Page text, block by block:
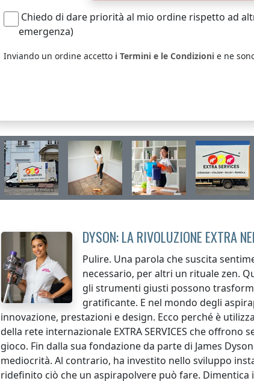
Chiedo di dare priorità al mio ordine rispetto ad
emergenza)
Inviando un ordine accetto i Termini e le Condizioni e ne
DYSON: LA RIVOLUZIONE EXTRA
Pulire. Una parola che suscita
necessario, per altri un rituale zen.
gli strumenti giusti possono
gratificante. E nel mondo degli
innovazione, prestazioni e design. Ecco perché è
della rete internazionale EXTRA SERVICES che
gioco. Fin dalla sua fondazione da parte di James
mediocrità. Al contrario, ha investito nello sviluppo
ridefinito ciò che un aspirapolvere può fare.